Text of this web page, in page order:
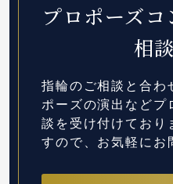
プロポーズコ
相
指輪のご相談と合わ
ポーズの演出などプ
談を受け付けており
すので、お気軽にお